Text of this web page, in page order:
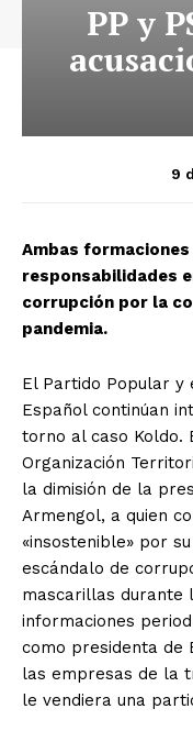
PP y
9
Ambas
responsabilidades
corrupción por la
pandemia.
El Partido Popular y
Español continúan
torno al caso Koldo.
Organización
la dimisión de la
Armengol, a quien
«insostenible» por
escándalo de
mascarillas durante
informaciones
como presidenta de
las empresas de la
le vendiera una